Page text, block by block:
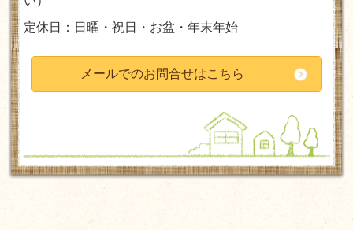
定休日：日曜・祝日・お盆・年末年始
メールでのお問合せはこちら